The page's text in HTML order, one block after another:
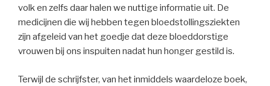
volk en zelfs daar halen we nuttige informatie uit. De
medicijnen die wij hebben tegen bloedstollingsziekten
zijn afgeleid van het goedje dat deze bloeddorstige
vrouwen bij ons inspuiten nadat hun honger gestild is.
Terwijl de schrijfster, van het inmiddels waardeloze boek,